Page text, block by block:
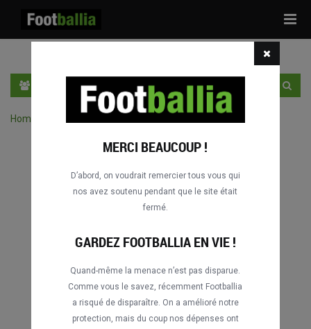
Home
MERCI BEAUCOUP !
D’abord, on voudrait remercier tous vous qui
nos avez soutenu pendant que le site était
fermé.
GARDEZ FOOTBALLIA EN VIE !
Quand-même la menace n’est pas disparue.
Comme vous le savez, récemment Footballia
a risqué de disparaître. On a amélioré notre
protection, mais du coup nos dépenses ont